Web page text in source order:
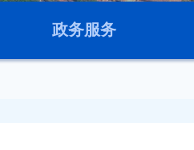
政务服务